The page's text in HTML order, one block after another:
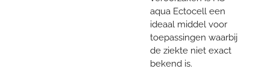
aqua Ectocell een
ideaal middel voor
toepassingen waarbij
de ziekte niet exact
bekend is.